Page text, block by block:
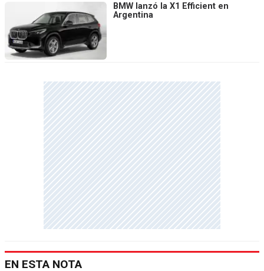
BMW lanzó la X1 Efficient en
Argentina
EN ESTA NOTA